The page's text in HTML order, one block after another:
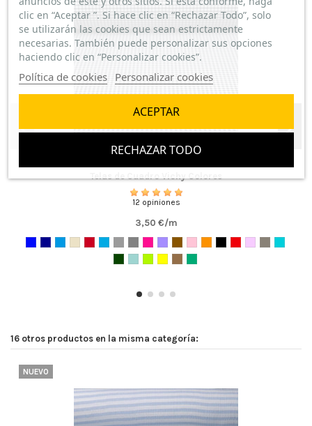
Telas de Cuadro Vichy Colores
12 opiniones
3,50 €/m
16 otros productos en la misma categoría:
NUEVO
clic en “Aceptar ”. Si hace clic en “Rechazar Todo”, solo
se utilizarán las cookies que sean estrictamente
necesarias. También puede personalizar sus opciones
haciendo clic en “Personalizar cookies”.
Política de cookies Personalizar cookies
RECHAZAR TODO
ACEPTAR